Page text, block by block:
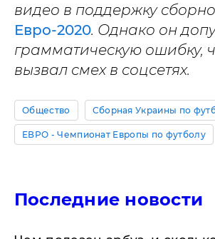
видео в поддержку
Евро-2020. Однако он
грамматическую ошибку,
вызвал смех в соцсетях.
Общество Сборная Украины по
ЕВРО - Чемпионат Европы по футболу
Последние новости